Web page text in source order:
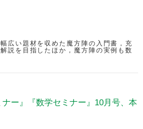
広い題材を収めた魔方陣の入門書，充
説を目指したほか，魔方陣の実例も数
ナー』『数学セミナー』10月号、本